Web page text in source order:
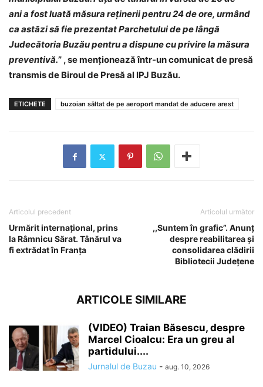
ani a fost luată măsura reținerii pentru 24 de ore, urmând
ca astăzi să fie prezentat Parchetului de pe lângă
Judecătoria Buzău pentru a dispune cu privire la măsura
preventivă.” , se menționează într-un comunicat de presă
transmis de Biroul de Presă al IPJ Buzău.
ETICHETE buzoian săltat de pe aeroport mandat de aducere arest
Articolul precedent
Urmărit internațional, prins
la Râmnicu Sărat. Tânărul va
fi extrădat în Franța
Articolul următor
,,Suntem în grafic”. Anunț
despre reabilitarea și
consolidarea clădirii
Bibliotecii Județene
ARTICOLE SIMILARE
(VIDEO) Traian Băsescu, despre
Marcel Cioalcu: Era un greu al
partidului....
Jurnalul de Buzau - aug. 10, 2026